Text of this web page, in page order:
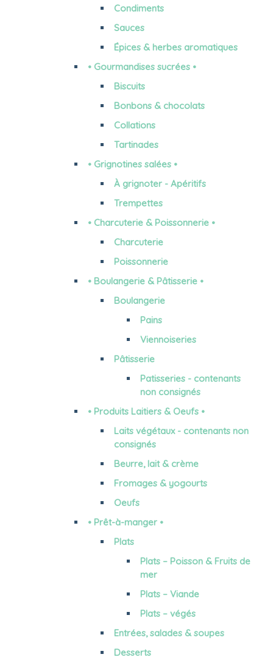
Condiments
Sauces
Épices & herbes aromatiques
• Gourmandises sucrées •
Biscuits
Bonbons & chocolats
Collations
Tartinades
• Grignotines salées •
À grignoter - Apéritifs
Trempettes
• Charcuterie & Poissonnerie •
Charcuterie
Poissonnerie
• Boulangerie & Pâtisserie •
Boulangerie
Pains
Viennoiseries
Pâtisserie
Patisseries - contenants
non consignés
• Produits Laitiers & Oeufs •
Laits végétaux - contenants non
consignés
Beurre, lait & crème
Fromages & yogourts
Oeufs
• Prêt-à-manger •
Plats
Plats – Poisson & Fruits de
mer
Plats – Viande
Plats – végés
Entrées, salades & soupes
Desserts